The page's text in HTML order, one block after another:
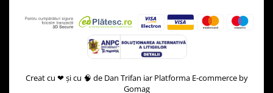
Creat cu ❤ și cu 🧠 de Dan Trifan iar Platforma E-commerce by
Gomag